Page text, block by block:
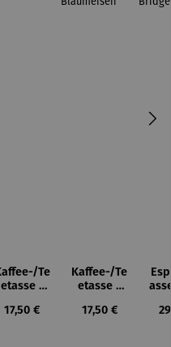
5 Sternen
Te
etasse |
Regulärer Preis:
17,50 €
Kaffee-/Te
etasse |
n
Regulärer Preis:
17,50 €